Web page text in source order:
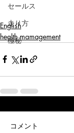
セールス
走り方
極秘
English
health mamagement
コメント